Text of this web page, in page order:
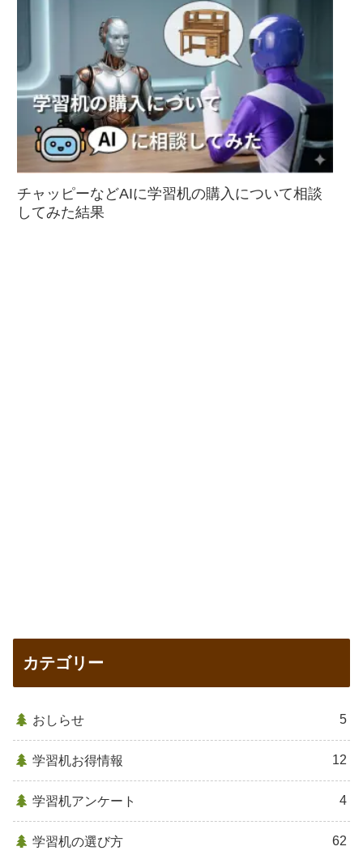
チャッピーなどAIに学習机の購入について相談
してみた結果
カテゴリー
おしらせ 5
学習机お得情報 12
学習机アンケート 4
学習机の選び方 62